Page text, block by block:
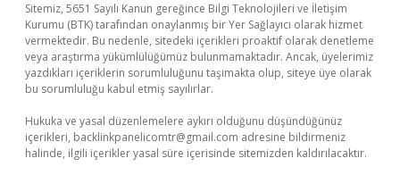
Sitemiz, 5651 Sayılı Kanun gereğince Bilgi Teknolojileri ve İletişim
Kurumu (BTK) tarafından onaylanmış bir Yer Sağlayıcı olarak hizmet
vermektedir. Bu nedenle, sitedeki içerikleri proaktif olarak denetleme
veya araştırma yükümlülüğümüz bulunmamaktadır. Ancak, üyelerimiz
yazdıkları içeriklerin sorumluluğunu taşımakta olup, siteye üye olarak
bu sorumluluğu kabul etmiş sayılırlar.
Hukuka ve yasal düzenlemelere aykırı olduğunu düşündüğünüz
içerikleri, backlinkpanelicomtr@gmail.com adresine bildirmeniz
halinde, ilgili içerikler yasal süre içerisinde sitemizden kaldırılacaktır.